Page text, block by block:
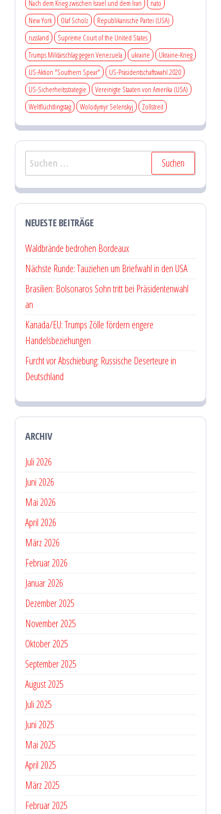
Nach dem Krieg zwischen Israel und dem Iran
nato
New York
Olaf Scholz
Republikanische Partei (USA)
russland
Supreme Court of the United States
Trumps Militärschlag gegen Venezuela
ukraine
Ukraine-Krieg
US-Aktion "Southern Spear"
US-Präsidentschaftswahl 2020
US-Sicherheitsstrategie
Vereinigte Staaten von Amerika (USA)
Weltflüchtlingstag
Wolodymyr Selenskyj Zollstreit
Suchen
nach:
NEUESTE BEITRÄGE
Waldbrände bedrohen Bordeaux
Nächste Runde: Tauziehen um Briefwahl in den USA
Brasilien: Bolsonaros Sohn tritt bei Präsidentenwahl
an
Kanada/EU: Trumps Zölle fördern engere
Handelsbeziehungen
Furcht vor Abschiebung: Russische Deserteure in
Deutschland
ARCHIV
Juli 2026
Juni 2026
Mai 2026
April 2026
März 2026
Februar 2026
Januar 2026
Dezember 2025
November 2025
Oktober 2025
September 2025
August 2025
Juli 2025
Juni 2025
Mai 2025
April 2025
März 2025
Februar 2025